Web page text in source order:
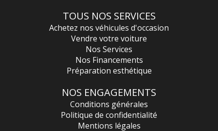
TOUS NOS SERVICES
Achetez nos véhicules d'occasion
Vendre votre voiture
Nos Services
Nos Financements
Préparation esthétique
NOS ENGAGEMENTS
Conditions générales
Politique de confidentialité
Mentions légales